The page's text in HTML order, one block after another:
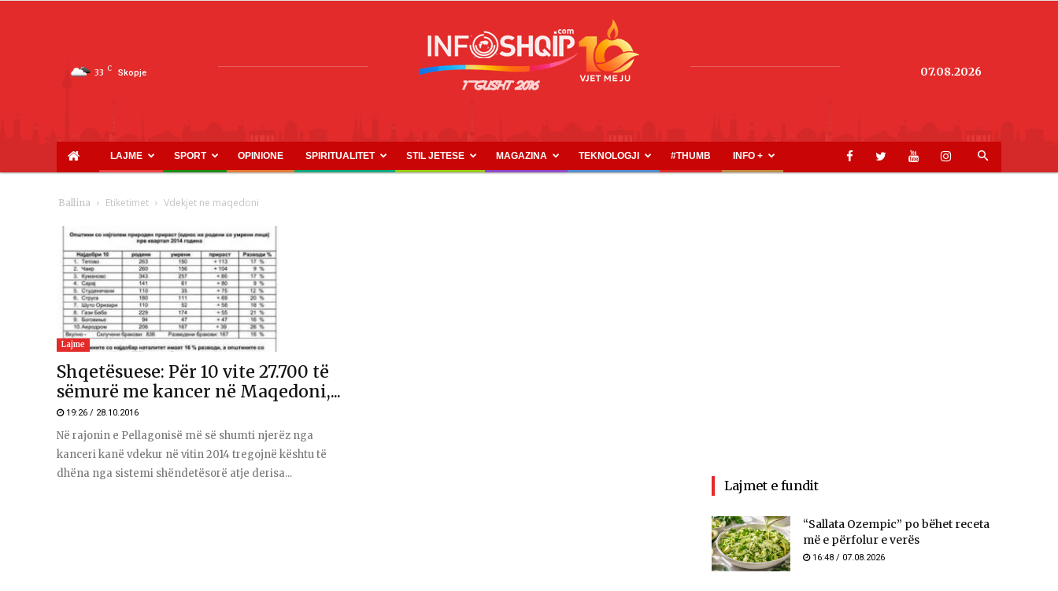
33 C Skopje
INFOSHQIP.COM
07.08.2026
LAJME SPORT OPINIONE SPIRITUALITET STIL JETESE MAGAZINA TEKNOLOGJI #THUMB INFO +
Ballina Etiketimet Vdekjet ne maqedoni
Lajme
Shqetësuese: Për 10 vite 27.700 të
sëmurë me kancer në Maqedoni,...
19:26 / 28.10.2016
Në rajonin e Pellagonisë më së shumti njerëz nga
kanceri kanë vdekur në vitin 2014 tregojnë kështu të
dhëna nga sistemi shëndetësorë atje derisa...
Lajmet e fundit
“Sallata Ozempic” po bëhet receta
më e përfolur e verës
16:48 / 07.08.2026